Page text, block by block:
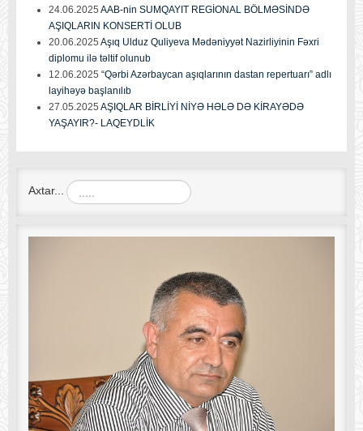
24.06.2025 AAB-nin SUMQAYIT REGİONAL BÖLMƏSİNDƏ
AŞIQLARIN KONSERTİ OLUB
20.06.2025 Aşıq Ulduz Quliyeva Mədəniyyət Nazirliyinin Fəxri
diplomu ilə təltif olunub
12.06.2025 “Qərbi Azərbaycan aşıqlarının dastan repertuarı” adlı
layihəyə başlanılıb
27.05.2025 AŞIQLAR BİRLİYİ NİYƏ HƏLƏ DƏ KİRAYƏDƏ
YAŞAYIR?- LAQEYDLİK
Axtar...